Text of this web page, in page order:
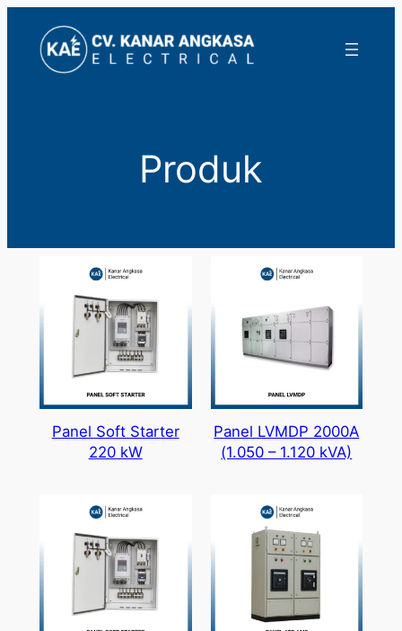
konten
Produk
Panel Soft Starter
220 kW
Panel LVMDP 2000A
(1.050 – 1.120 kVA)